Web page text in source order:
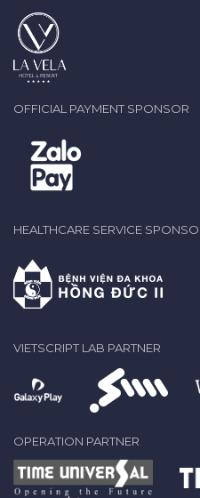
OFFICIAL PAYMENT SPONSOR
HEALTHCARE SERVICE
VIETSCRIPT LAB PARTNER
OPERATION PARTNER